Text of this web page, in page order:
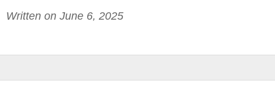
Written on June 6, 2025